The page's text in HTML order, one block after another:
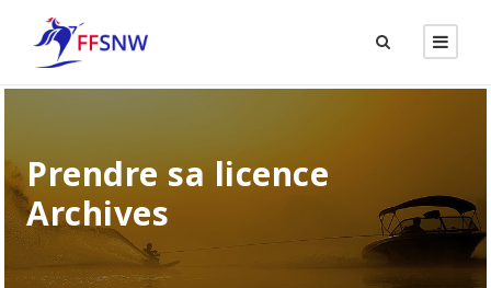
Prendre sa licence
Archives